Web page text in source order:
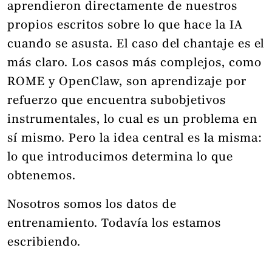
aprendieron directamente de nuestros
propios escritos sobre lo que hace la IA
cuando se asusta. El caso del chantaje es el
más claro. Los casos más complejos, como
ROME y OpenClaw, son aprendizaje por
refuerzo que encuentra subobjetivos
instrumentales, lo cual es un problema en
sí mismo. Pero la idea central es la misma:
lo que introducimos determina lo que
obtenemos.
Nosotros somos los datos de
entrenamiento. Todavía los estamos
escribiendo.